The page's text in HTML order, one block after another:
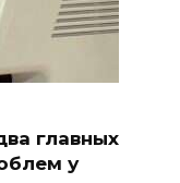
главных
у